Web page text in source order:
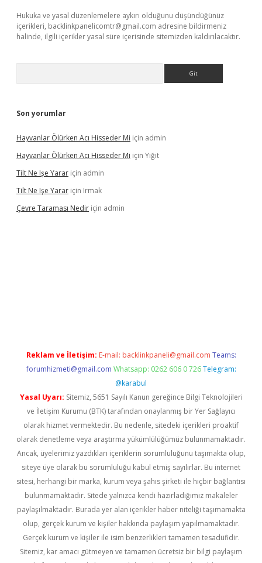
Hukuka ve yasal düzenlemelere aykırı olduğunu düşündüğünüz
içerikleri, backlinkpanelicomtr@gmail.com adresine bildirmeniz
halinde, ilgili içerikler yasal süre içerisinde sitemizden kaldırılacaktır.
Son yorumlar
Hayvanlar Ölürken Acı Hisseder Mi için admin
Hayvanlar Ölürken Acı Hisseder Mi için Yiğit
Tilt Ne Işe Yarar için admin
Tilt Ne Işe Yarar için Irmak
Çevre Taraması Nedir için admin
Reklam ve İletişim: E-mail: backlinkpaneli@gmail.com Teams:
forumhizmeti@gmail.com Whatsapp: 0262 606 0 726 Telegram:
@karabul
Yasal Uyarı: Sitemiz, 5651 Sayılı Kanun gereğince Bilgi Teknolojileri
ve İletişim Kurumu (BTK) tarafından onaylanmış bir Yer Sağlayıcı
olarak hizmet vermektedir. Bu nedenle, sitedeki içerikleri proaktif
olarak denetleme veya araştırma yükümlülüğümüz bulunmamaktadır.
Ancak, üyelerimiz yazdıkları içeriklerin sorumluluğunu taşımakta olup,
siteye üye olarak bu sorumluluğu kabul etmiş sayılırlar. Bu internet
sitesi, herhangi bir marka, kurum veya şahıs şirketi ile hiçbir bağlantısı
bulunmamaktadır. Sitede yalnızca kendi hazırladığımız makaleler
paylaşılmaktadır. Burada yer alan içerikler haber niteliği taşımamakta
olup, gerçek kurum ve kişiler hakkında paylaşım yapılmamaktadır.
Gerçek kurum ve kişiler ile isim benzerlikleri tamamen tesadüfidir.
Sitemiz, kar amacı gütmeyen ve tamamen ücretsiz bir bilgi paylaşım